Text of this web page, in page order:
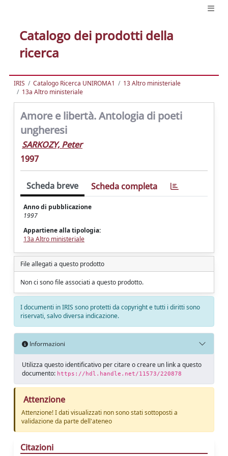
Catalogo dei prodotti della
ricerca
IRIS Catalogo Ricerca UNIROMA1
13 Altro ministeriale
13a Altro ministeriale
Amore e libertà. Antologia di poeti
ungheresi
SARKOZY, Peter
1997
Scheda breve Scheda completa
Anno di pubblicazione
1997
Appartiene alla tipologia:
13a Altro ministeriale
File allegati a questo prodotto
Non ci sono file associati a questo prodotto.
I documenti in IRIS sono protetti da copyright e tutti i diritti sono
riservati, salvo diversa indicazione.
Informazioni
Utilizza questo identificativo per citare o creare un link a questo
documento: https://hdl.handle.net/11573/220878
Attenzione
Attenzione! I dati visualizzati non sono stati sottoposti a
validazione da parte dell'ateneo
Citazioni